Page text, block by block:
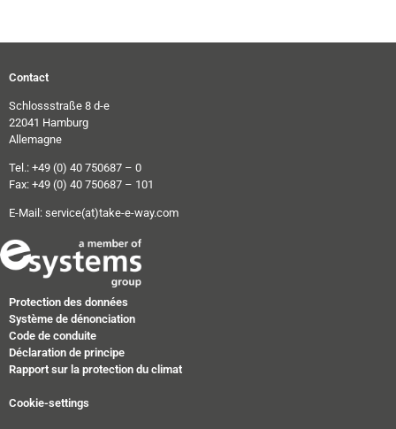
Contact
Schlossstraße 8 d-e
22041 Hamburg
Allemagne
Tel.: +49 (0) 40 750687 – 0
Fax: +49 (0) 40 750687 – 101
E-Mail: service(at)take-e-way.com
Protection des données
Système de dénonciation
Code de conduite
Déclaration de principe
Rapport sur la protection du climat
Cookie-settings